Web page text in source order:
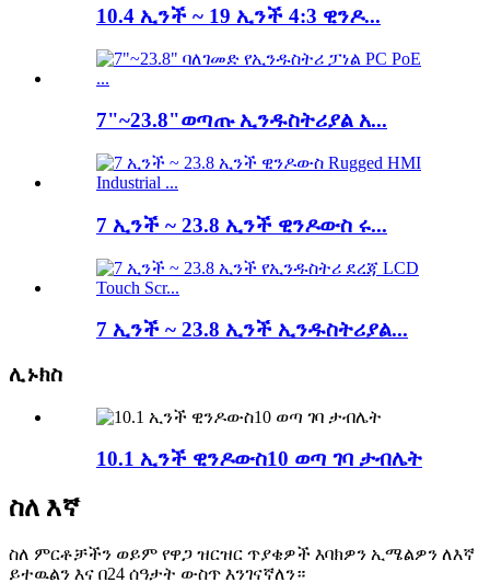
10.4 ኢንች ~ 19 ኢንች 4:3 ዊንዶ...
7"~23.8"ወጣጡ ኢንዱስትሪያል አ...
7 ኢንች ~ 23.8 ኢንች ዊንዶውስ ሩ...
7 ኢንች ~ 23.8 ኢንች ኢንዱስትሪያል...
ሊኑክስ
10.1 ኢንች ዊንዶውስ10 ወጣ ገባ ታብሌት
ስለ እኛ
ስለ ምርቶቻችን ወይም የዋጋ ዝርዝር ጥያቄዎች እባክዎን ኢሜልዎን ለእኛ
ይተዉልን እና በ24 ሰዓታት ውስጥ እንገናኛለን።